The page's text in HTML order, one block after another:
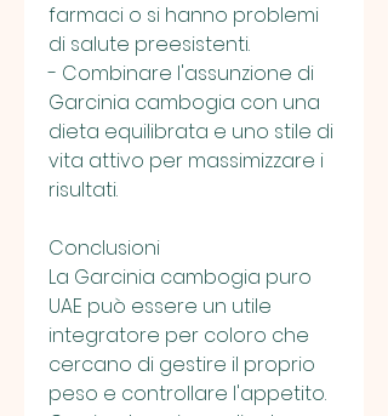
farmaci o si hanno problemi
di salute preesistenti.
- Combinare l'assunzione di
Garcinia cambogia con una
dieta equilibrata e uno stile di
vita attivo per massimizzare i
risultati.
Conclusioni
La Garcinia cambogia puro
UAE può essere un utile
integratore per coloro che
cercano di gestire il proprio
peso e controllare l'appetito.